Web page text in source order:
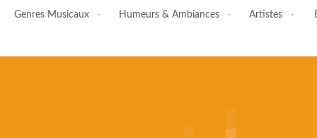
Genres Musicaux Humeurs & Ambiances Artistes